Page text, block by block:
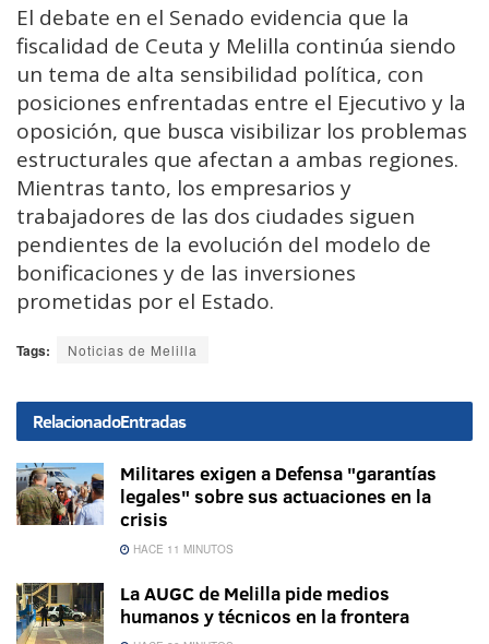
El debate en el Senado evidencia que la
fiscalidad de Ceuta y Melilla continúa siendo
un tema de alta sensibilidad política, con
posiciones enfrentadas entre el Ejecutivo y la
oposición, que busca visibilizar los problemas
estructurales que afectan a ambas regiones.
Mientras tanto, los empresarios y
trabajadores de las dos ciudades siguen
pendientes de la evolución del modelo de
bonificaciones y de las inversiones
prometidas por el Estado.
Tags: Noticias de Melilla
RelacionadoEntradas
Militares exigen a Defensa "garantías
legales" sobre sus actuaciones en la
crisis
HACE 11 MINUTOS
La AUGC de Melilla pide medios
humanos y técnicos en la frontera